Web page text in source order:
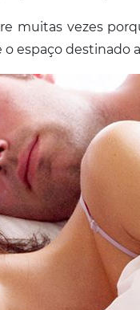
muitas vezes
espaço destinado